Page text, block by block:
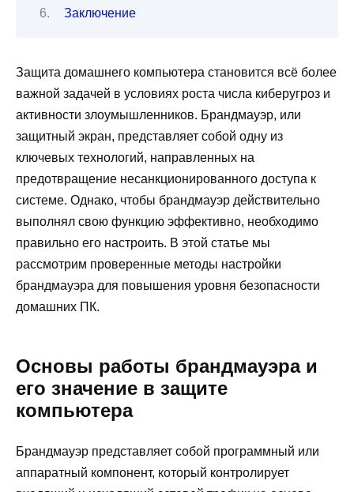
Заключение
Защита домашнего компьютера становится всё более
важной задачей в условиях роста числа киберугроз и
активности злоумышленников. Брандмауэр, или
защитный экран, представляет собой одну из
ключевых технологий, направленных на
предотвращение несанкционированного доступа к
системе. Однако, чтобы брандмауэр действительно
выполнял свою функцию эффективно, необходимо
правильно его настроить. В этой статье мы
рассмотрим проверенные методы настройки
брандмауэра для повышения уровня безопасности
домашних ПК.
Основы работы брандмауэра и
его значение в защите
компьютера
Брандмауэр представляет собой программный или
аппаратный компонент, который контролирует